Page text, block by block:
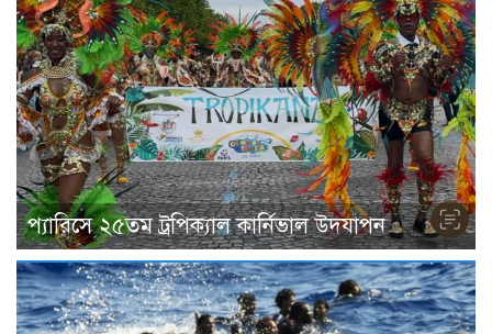
প্যারিসে ২৫তম ট্রপিক্যাল কার্নিভাল উদযাপন